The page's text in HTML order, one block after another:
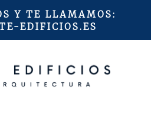
Y TE LLAMAMOS:
EDIFICIOS.ES